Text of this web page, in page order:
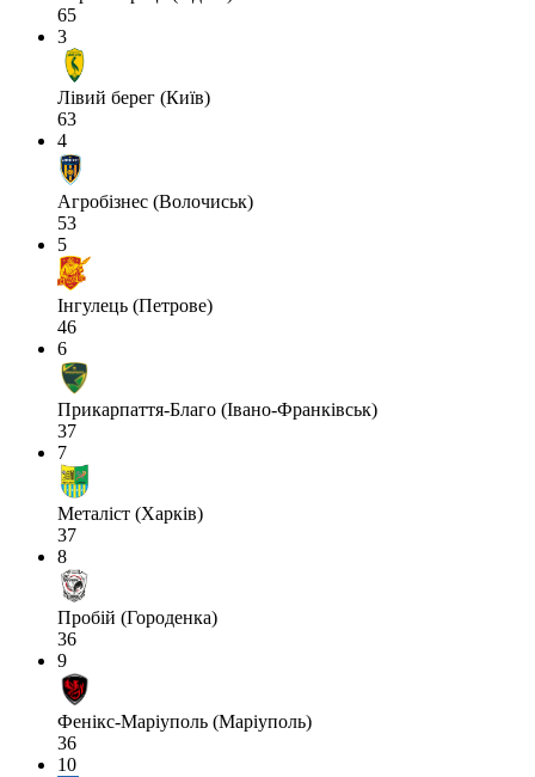
65
3
Лівий берег (Київ)
63
4
Агробізнес (Волочиськ)
53
5
Інгулець (Петрове)
46
6
Прикарпаття-Благо (Івано-Франківськ)
37
7
Металіст (Харків)
37
8
Пробій (Городенка)
36
9
Фенікс-Маріуполь (Маріуполь)
36
10